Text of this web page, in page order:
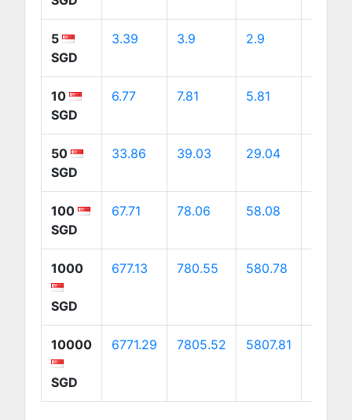
5
SGD
3.39 3.9 2.9
10
SGD
6.77 7.81 5.81
50
SGD
33.86 39.03 29.04
100
SGD
67.71 78.06 58.08
1000
SGD
677.13 780.55 580.78
10000
SGD
6771.29 7805.52 5807.81